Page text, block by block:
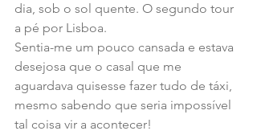
dia, sob o sol quente. O segundo tour
a pé por Lisboa.
Sentia-me um pouco cansada e estava
desejosa que o casal que me
aguardava quisesse fazer tudo de táxi,
mesmo sabendo que seria impossível
tal coisa vir a acontecer!